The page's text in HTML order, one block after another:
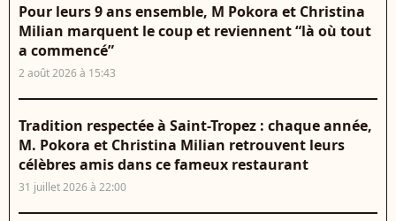
Pour leurs 9 ans ensemble, M Pokora et Christina
Milian marquent le coup et reviennent “là où tout
a commencé”
2 août 2026 à 15:43
Tradition respectée à Saint-Tropez : chaque année,
M. Pokora et Christina Milian retrouvent leurs
célèbres amis dans ce fameux restaurant
31 juillet 2026 à 22:00